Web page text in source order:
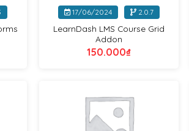
17/06/2024 2.0.7
LearnDash LMS Course Grid
Addon
150.000₫